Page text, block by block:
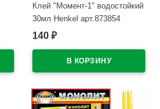
Клей "Момент-1" водостойкий
30мл Henkel арт.873854
В наличии
140 ₽